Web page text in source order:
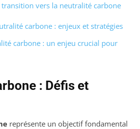
vers la neutralité carbone
carbone : enjeux et stratégies
carbone : un enjeu crucial pour
: Défis et
représente un objectif fondamental